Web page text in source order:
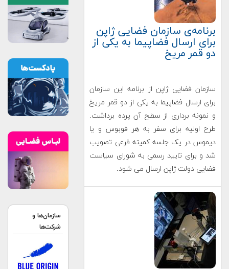
برنامه‌ی سازمان فضایی ژاپن
برای ارسال فضاپیما به یکی از
دو قمر مریخ
سازمان فضایی ژاپن از برنامه این سازمان
برای ارسال فضاپیما به یکی از دو قمر مریخ
و نمونه برداری از سطح آن پرده برداشت.
طرح اولیه برای سفر به هر فوبوس و یا
دیموس در یک جلسه کمیته فرعی تصویب
شد و برای تایید رسمی به شورای سیاست
فضایی دولت ژاپن ارسال می شود.
سازمان‌ها و
شرکت‌ها